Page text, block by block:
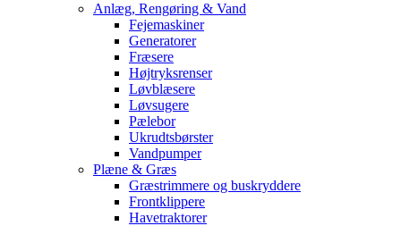
Anlæg, Rengøring & Vand
Fejemaskiner
Generatorer
Fræsere
Højtryksrenser
Løvblæsere
Løvsugere
Pælebor
Ukrudtsbørster
Vandpumper
Plæne & Græs
Græstrimmere og buskryddere
Frontklippere
Havetraktorer